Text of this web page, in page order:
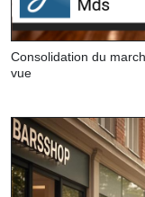
Consolidation du
vue